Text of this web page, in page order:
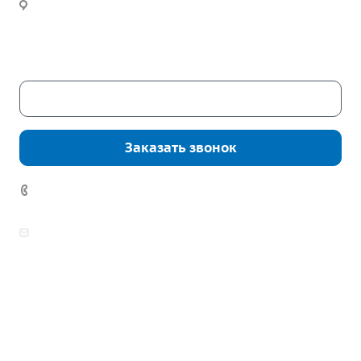
Заказать звонок